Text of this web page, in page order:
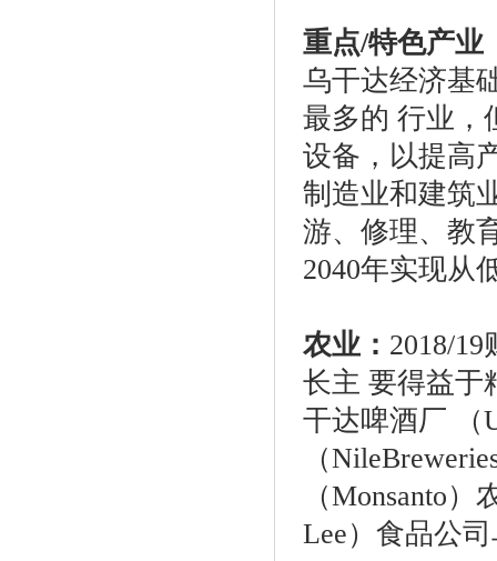
重点/特色产业
乌干达经济基
最多的 行业，
设备，以提高
制造业和建筑
游、修理、教
2040年实现从
农业 ： 2018/
长主 要得益于
干达啤酒厂 （
（
（Monsanto
Lee）食品公